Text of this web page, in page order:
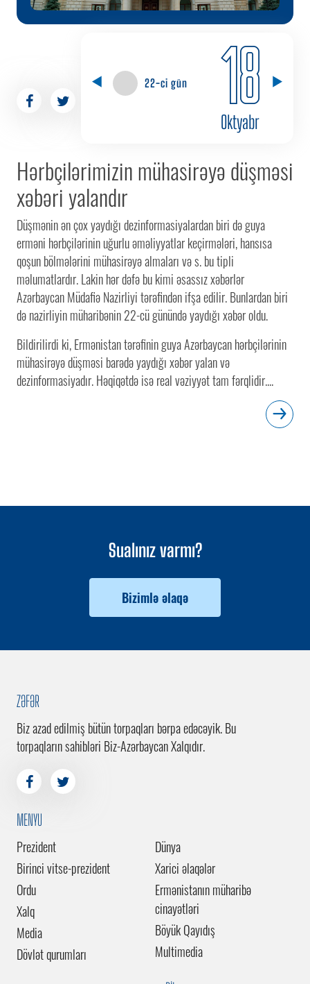
22-ci gün 18
Oktyabr
Hərbçilərimizin mühasirəyə düşməsi
xəbəri yalandır
Düşmənin ən çox yaydığı dezinformasiyalardan biri də guya
erməni hərbçilərinin uğurlu əməliyyatlar keçirmələri, hansısa
qoşun bölmələrini mühasirəyə almaları və s. bu tipli
məlumatlardır. Lakin hər dəfə bu kimi əsassız xəbərlər
Azərbaycan Müdafiə Nazirliyi tərəfindən ifşa edilir. Bunlardan biri
də nazirliyin müharibənin 22-cü günündə yaydığı xəbər oldu.
Bildirilirdi ki, Ermənistan tərəfinin guya Azərbaycan hərbçilərinin
mühasirəyə düşməsi barədə yaydığı xəbər yalan və
dezinformasiyadır. Həqiqətdə isə real vəziyyət tam fərqlidir....
Sualınız varmı?
Bizimlə əlaqə
ZƏFƏR
Biz azad edilmiş bütün torpaqları bərpa edəcəyik. Bu
torpaqların sahibləri Biz-Azərbaycan Xalqıdır.
MENYU
Prezident
Birinci vitse-prezident
Ordu
Xalq
Media
Dövlət qurumları
Dünya
Xarici əlaqələr
Ermənistanın müharibə
cinayətləri
Böyük Qayıdış
Multimedia